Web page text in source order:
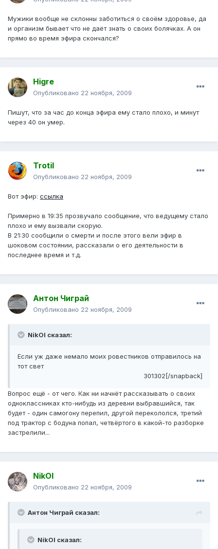
Мужики вообще не склонны заботиться о своём здоровье, да
и организм бывает что не даёт знать о своих болячках. А он
прямо во время эфира скончался?
Higre
Опубликовано 22 ноября, 2009
Пишут, что за час до конца эфира ему стало плохо, и минут
через 40 он умер.
Trotil
Опубликовано 22 ноября, 2009
Вот эфир: ссылка
Примерно в 19:35 прозвучало сообщение, что ведущему стало
плохо и ему вызвали скорую.
В 21:30 сообщили о смерти и после этого вели эфир в
шоковом состоянии, рассказали о его деятельности в
последнее время и т.д.
Антон Чиграй
Опубликовано 22 ноября, 2009
NikOl сказал:
Если уж даже немало моих ровестников отправилось на
тот свет
301302[/snapback]
Вопрос ещё - от чего. Как ни начнёт рассказывать о своих
одноклассниках кто-нибудь из деревни выбравшийся, так
будет - один самогону перепил, другой перекололся, третий
под трактор с бодуна попал, четвёртого в какой-то разборке
застрелили...
NikOl
Опубликовано 22 ноября, 2009
Антон Чиграй сказал:
NikOl сказал: